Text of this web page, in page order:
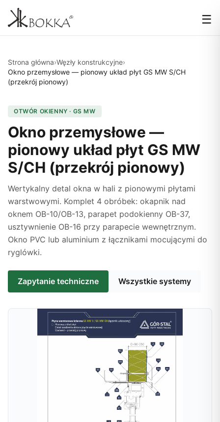
☰
Strona główna›Węzły konstrukcyjne›
Okno przemysłowe — pionowy układ płyt GS MW S/CH
(przekrój pionowy)
OTWÓR OKIENNY · GS MW
Okno przemysłowe —
pionowy układ płyt GS MW
S/CH (przekrój pionowy)
Wertykalny detal okna w hali z pionowymi płytami
warstwowymi. Komplet 4 obróbek: okapnik nad
oknem OB-10/OB-13, parapet podokienny OB-37,
usztywnienie OB-16 przy parapecie wewnętrznym.
Okno PVC lub aluminium z łącznikami mocującymi do
ryglówki.
Zapytanie techniczne Wszystkie systemy